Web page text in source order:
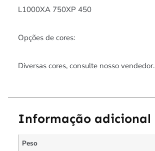
L1000XA 750XP 450
Opções de cores:
Diversas cores, consulte nosso vendedor.
Informação adicional
Peso